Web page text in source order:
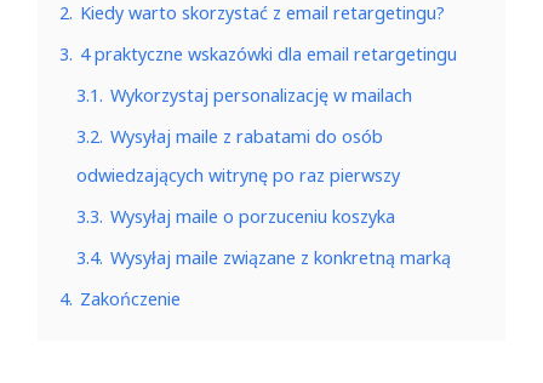
2. Kiedy warto skorzystać z email retargetingu?
3. 4 praktyczne wskazówki dla email retargetingu
3.1. Wykorzystaj personalizację w mailach
3.2. Wysyłaj maile z rabatami do osób
odwiedzających witrynę po raz pierwszy
3.3. Wysyłaj maile o porzuceniu koszyka
3.4. Wysyłaj maile związane z konkretną marką
4. Zakończenie